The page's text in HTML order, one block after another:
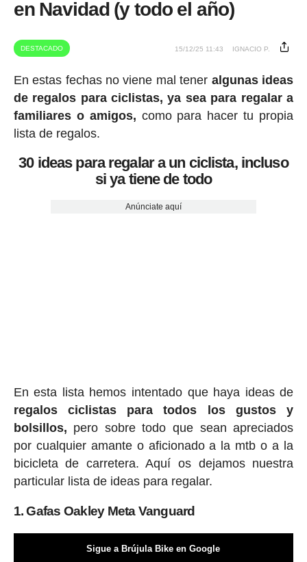
en Navidad (y todo el año)
DESTACADO 15/12/25 11:43 IGNACIO P.
En estas fechas no viene mal tener algunas ideas
de regalos para ciclistas, ya sea para regalar a
familiares o amigos, como para hacer tu propia
lista de regalos.
30 ideas para regalar a un ciclista, incluso
si ya tiene de todo
Anúnciate aquí
En esta lista hemos intentado que haya ideas de
regalos ciclistas para todos los gustos y
bolsillos, pero sobre todo que sean apreciados
por cualquier amante o aficionado a la mtb o a la
bicicleta de carretera. Aquí os dejamos nuestra
particular lista de ideas para regalar.
1. Gafas Oakley Meta Vanguard
Sigue a Brújula Bike en Google